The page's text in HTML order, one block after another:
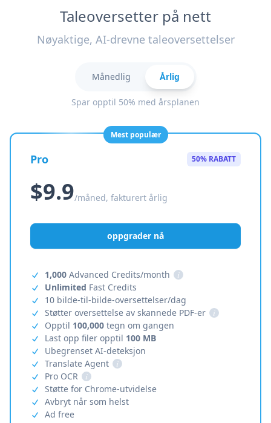
Taleoversetter på nett
Nøyaktige, AI-drevne taleoversettelser
Månedlig Årlig
Spar opptil 50% med årsplanen
Mest populær
Pro 50% RABATT
$9.9/måned, fakturert årlig
oppgrader nå
1,000 Advanced Credits/month
i
Unlimited Fast Credits
10 bilde-til-bilde-oversettelser/dag
Støtter oversettelse av skannede PDF-er
i
Opptil 100,000 tegn om gangen
Last opp filer opptil 100 MB
Ubegrenset AI-deteksjon
Translate Agent
i
Pro OCR
i
Støtte for Chrome-utvidelse
Avbryt når som helst
Ad free